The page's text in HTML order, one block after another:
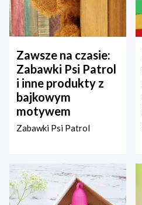
Zawsze na czasie:
Zabawki Psi Patrol
i inne produkty z
bajkowym
motywem
Zabawki Psi Patrol